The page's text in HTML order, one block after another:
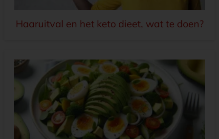
Haaruitval en het keto dieet, wat te doen?